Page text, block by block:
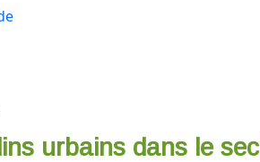
urbains dans le